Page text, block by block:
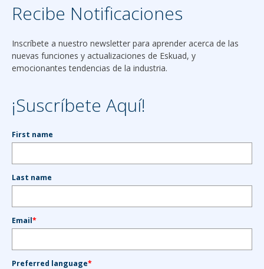
Recibe Notificaciones
Inscríbete a nuestro newsletter para aprender acerca de las
nuevas funciones y actualizaciones de Eskuad, y
emocionantes tendencias de la industria.
¡Suscríbete Aquí!
First name
Last name
Email*
Preferred language*